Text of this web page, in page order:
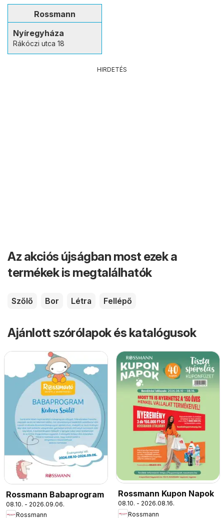
Rossmann
Nyíregyháza
Rákóczi utca 18
HIRDETÉS
Az akciós újságban most ezek a
termékek is megtalálhatók
Szőlő Bor Létra Fellépő
Ajánlott szórólapok és katalógusok
Rossmann Babaprogram
08.10. - 2026.09.06.
Rossmann
Rossmann Kupon Napok
08.10. - 2026.08.16.
Rossmann